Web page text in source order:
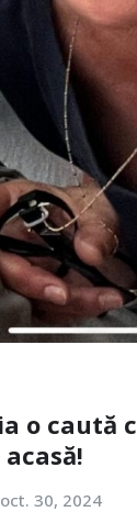
o caută
oct. 30, 2024